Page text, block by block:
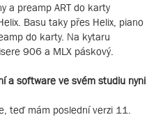
a preamp ART do karty
Basu taky přes Helix, piano
do karty. Na kytaru
906 a MLX páskový.
a software ve svém studiu nyní
teď mám poslední verzi 11.